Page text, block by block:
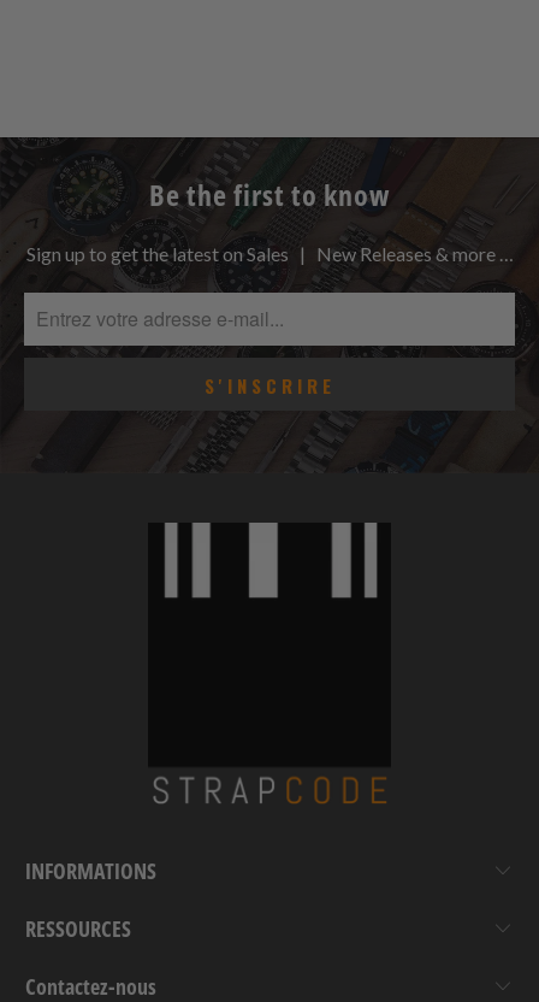
Be the first to know
Sign up to get the latest on Sales | New Releases & more …
INFORMATIONS
RESSOURCES
Contactez-nous